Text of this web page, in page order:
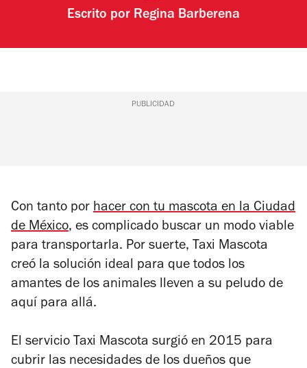
Escrito por Regina Barberena
PUBLICIDAD
Con tanto por hacer con tu mascota en la Ciudad
de México, es complicado buscar un modo viable
para transportarla. Por suerte, Taxi Mascota
creó la solución ideal para que todos los
amantes de los animales lleven a su peludo de
aquí para allá.
El servicio Taxi Mascota surgió en 2015 para
cubrir las necesidades de los dueños que